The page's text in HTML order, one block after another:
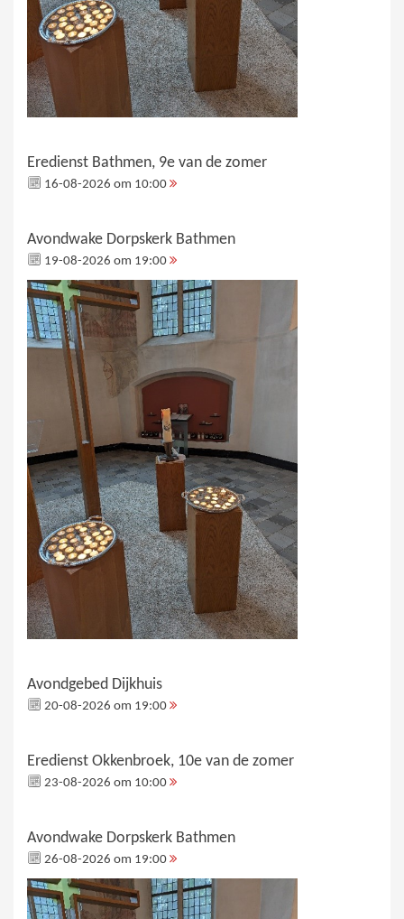
Eredienst Bathmen, 9e van de zomer
16-08-2026 om 10:00
Avondwake Dorpskerk Bathmen
19-08-2026 om 19:00
Avondgebed Dijkhuis
20-08-2026 om 19:00
Eredienst Okkenbroek, 10e van de zomer
23-08-2026 om 10:00
Avondwake Dorpskerk Bathmen
26-08-2026 om 19:00